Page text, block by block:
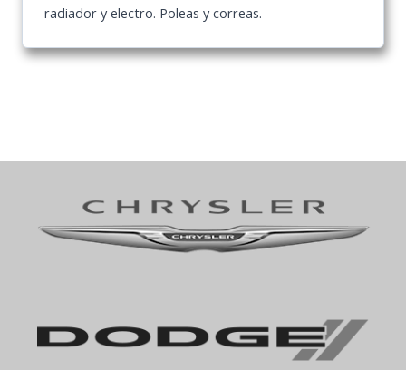
radiador y electro. Poleas y correas.